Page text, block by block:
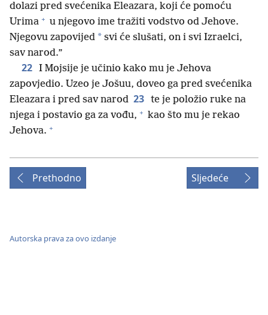
dolazi pred svećenika Eleazara, koji će pomoću
Urima + u njegovo ime tražiti vodstvo od Jehove.
Njegovu zapovijed * svi će slušati, on i svi Izraelci,
sav narod.”
22 I Mojsije je učinio kako mu je Jehova
zapovjedio. Uzeo je Jošuu, doveo ga pred svećenika
Eleazara i pred sav narod 23 te je položio ruke na
njega i postavio ga za vođu, + kao što mu je rekao
Jehova. +
Prethodno Sljedeće
Autorska prava za ovo izdanje